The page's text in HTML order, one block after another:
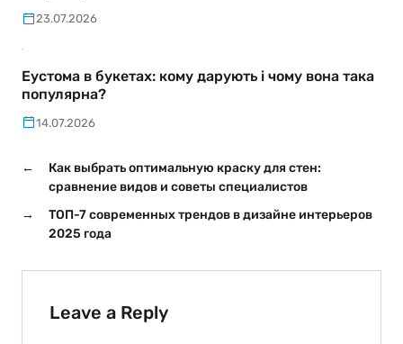
23.07.2026
Еустома в букетах: кому дарують і чому вона така
популярна?
14.07.2026
←
Как выбрать оптимальную краску для стен:
сравнение видов и советы специалистов
→
ТОП-7 современных трендов в дизайне интерьеров
2025 года
Leave a Reply